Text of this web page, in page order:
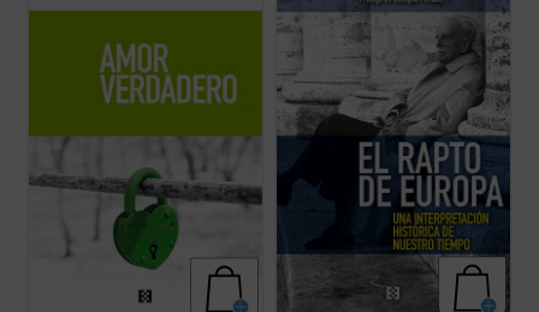
coraje de seguir la más convincente. Josef
(ver ficha)
Luis Díez del Corral, constituye uno de los
más importantes proyectos de
interpretación histórica sobre Europa
elaborados en el siglo XX, además ...
(ver